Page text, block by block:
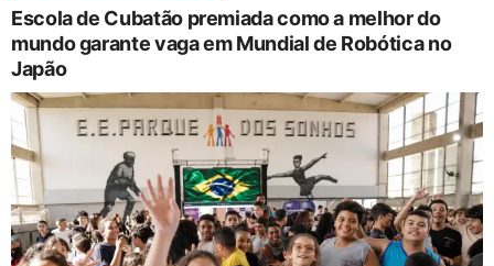
Escola de Cubatão premiada como a melhor do
mundo garante vaga em Mundial de Robótica no
Japão